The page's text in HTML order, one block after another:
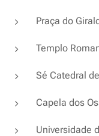
Praça do
Templo
Sé Catedral
Capela dos
Universidade